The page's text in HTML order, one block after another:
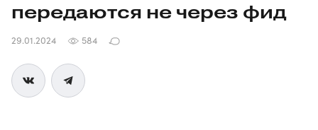
передаются не через фид
29.01.2024 584